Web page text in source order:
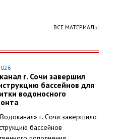
ВСЕ МАТЕРИАЛЫ
г. Сочи завершил
бассейнов для
водоносного
г. Сочи завершило
бассейнов